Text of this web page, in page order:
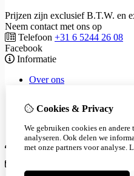
Prijzen zijn exclusief B.T.W. en
Neem contact met ons op
Telefoon +31 6 5244 26 08
Facebook
Informatie
Over ons
Privacyverklaring
Algemene voorwaarden
Mijn account
Cookies & Privacy
We gebruiken cookies en
analyseren. Ook delen we
met onze partners voor analyse.